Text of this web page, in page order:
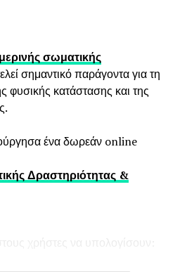
σωματικής
σημαντικό παράγοντα για τη
φυσικής κατάστασης και της
ένα δωρεάν online
Δραστηριότητας &